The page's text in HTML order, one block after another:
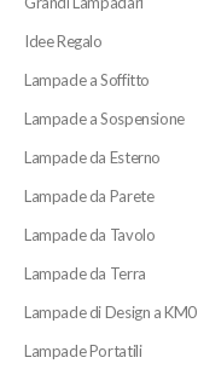
Idee Regalo
Lampade a Soffitto
Lampade a Sospensione
Lampade da Esterno
Lampade da Parete
Lampade da Tavolo
Lampade da Terra
Lampade di Design a KM0
Lampade Portatili